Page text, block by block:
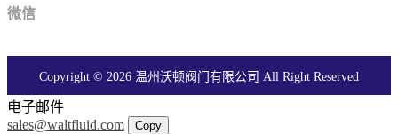
微信
Copyright © 2026 温州沃顿阀门有限公司 All Right Reserved
电子邮件
sales@waltfluid.com
Copy